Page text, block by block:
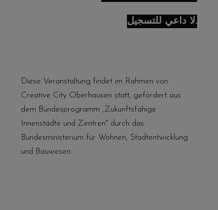
لا داعي للتسجيل.
Diese Veranstaltung findet im Rahmen von
Creative City Oberhausen statt, gefördert aus
dem Bundesprogramm „Zukunftsfähige
Innenstädte und Zentren" durch das
Bundesministerium für Wohnen, Stadtentwicklung
und Bauwesen.